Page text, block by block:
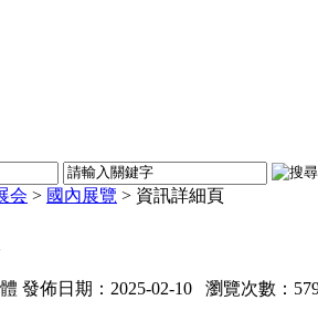
会 > 國內展覽 > 資訊詳細頁
發佈日期：2025-02-10 瀏覽次數：